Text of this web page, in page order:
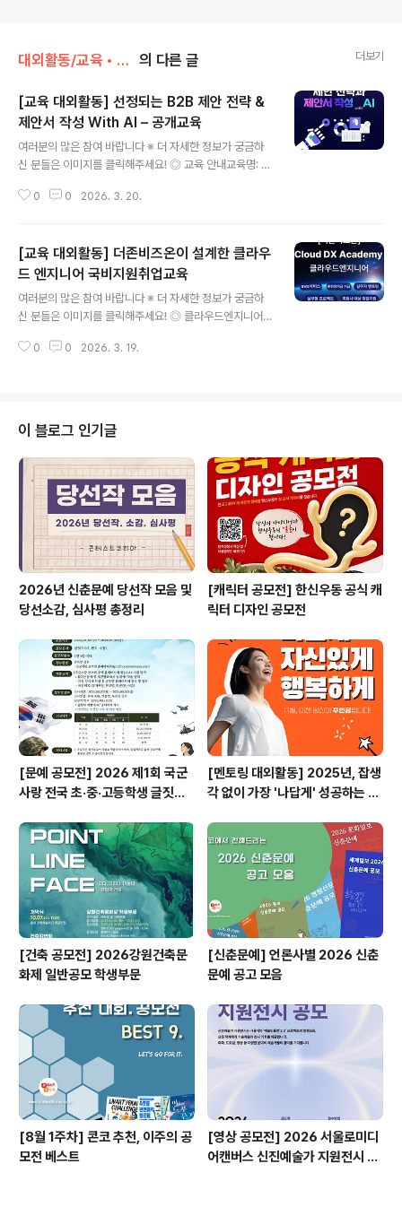
대외활동/교육 • 강연 • 멘토링 의 다른 글 더보기
[교육 대외활동] 선정되는 B2B 제안 전략 &
제안서 작성 With AI – 공개교육
여러분의 많은 참여 바랍니다 ※ 더 자세한 정보가 궁금하
신 분들은 이미지를 클릭해주세요! ◎ 교육 안내교육명: 선
일시: 2026.3.27 (금) 9:30~17:30 (7시간)접수 마감:
할인1인 2과정~ 10% 할인, 4과정~ 20% 할인진행 형태:
오프라인, 온라인 Live 동시 진행 (택1)제공 사항: 교재, 수
료증준비물: 펜(필기도구), 인터넷이 가능한 노트북(AI활
용) ◎ 교육 특징- B2B 고객사가 실제로 평가하는 제안 기
까지 실무 흐름을..
0 0 2026. 3. 20.
[교육 대외활동] 더존비즈온이 설계한 클라우
드 엔지니어 국비지원취업교육
여러분의 많은 참여 바랍니다 ※ 더 자세한 정보가 궁금하
신 분들은 이미지를 클릭해주세요! ◎ 클라우드엔지니어
자도 이해하기 쉬운 단계별 커리큘럼국비지원으로 비용 부
리컨테이너 오케스트레이션과 모니터링 환경 구축CI/CD
파이프라인 구축클라우드 인프라 구축 능력코드형 인프라
구현 능력 ◎ 모집 대상취업을 준비 중인 대한민국 국적의
미취업 청년국내, 외 대학교(2,3년제 포함) 졸업(예정)자
(전공 무관)국민내일배움카드 발급 가능자나이, 성별, 경력
과 무관하게 지원 가능하며 과정 목표와 a..
0 0 2026. 3. 19.
이 블로그 인기글
2026년 신춘문예 당선작 모음 및
당선소감, 심사평 총정리
[캐릭터 공모전] 한신우동 공식 캐
릭터 디자인 공모전
[문예 공모전] 2026 제1회 국군
사랑 전국 초·중·고등학생 글짓기
[멘토링 대외활동] 2025년, 잡생
각 없이 가장 '나답게' 성공하는 법
[건축 공모전] 2026강원건축문
화제 일반공모 학생부문
[신춘문예] 언론사별 2026 신춘
문예 공고 모음
[8월 1주차] 콘코 추천, 이주의 공
모전 베스트
[영상 공모전] 2026 서울로미디
어캔버스 신진예술가 지원전시 공